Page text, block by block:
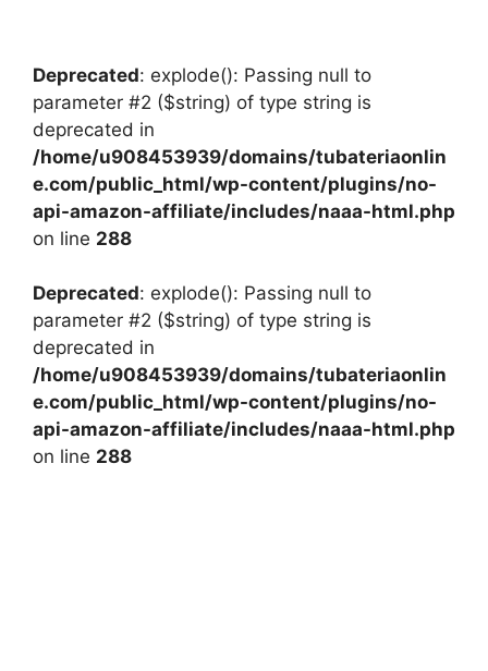
Deprecated: explode(): Passing null to
parameter #2 ($string) of type string is
deprecated in
/home/u908453939/domains/tubateriaonlin
e.com/public_html/wp-content/plugins/no-
api-amazon-affiliate/includes/naaa-html.php
on line 288
Deprecated: explode(): Passing null to
parameter #2 ($string) of type string is
deprecated in
/home/u908453939/domains/tubateriaonlin
e.com/public_html/wp-content/plugins/no-
api-amazon-affiliate/includes/naaa-html.php
on line 288